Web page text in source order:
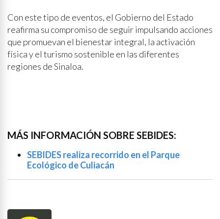
Con este tipo de eventos, el Gobierno del Estado
reafirma su compromiso de seguir impulsando acciones
que promuevan el bienestar integral, la activación
física y el turismo sostenible en las diferentes
regiones de Sinaloa.
MÁS INFORMACIÓN SOBRE SEBIDES:
SEBIDES realiza recorrido en el Parque
Ecológico de Culiacán